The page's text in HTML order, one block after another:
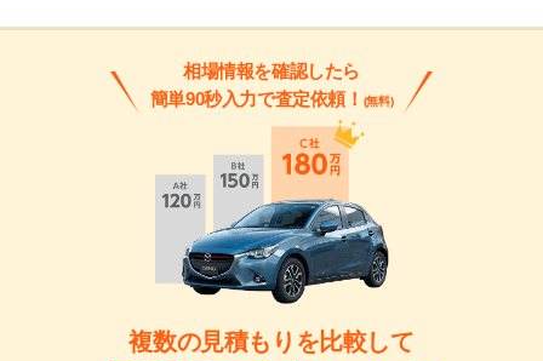
相場情報を確認したら
簡単90秒入力で査定依頼！ (無料)
複数の見積もりを比較して